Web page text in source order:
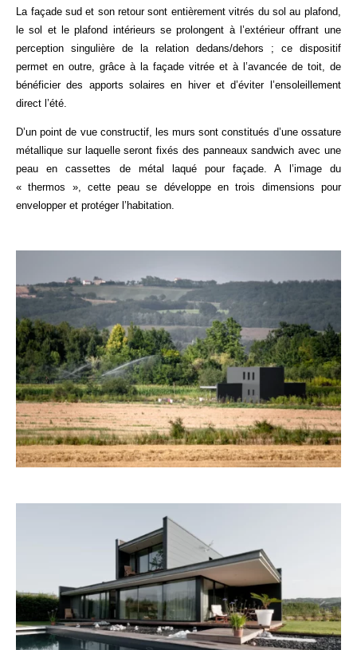
La façade sud et son retour sont entièrement vitrés du sol au plafond,
le sol et le plafond intérieurs se prolongent à l’extérieur offrant une
perception singulière de la relation dedans/dehors ; ce dispositif
permet en outre, grâce à la façade vitrée et à l’avancée de toit, de
bénéficier des apports solaires en hiver et d’éviter l’ensoleillement
direct l’été.
D’un point de vue constructif, les murs sont constitués d’une ossature
métallique sur laquelle seront fixés des panneaux sandwich avec une
peau en cassettes de métal laqué pour façade. A l’image du
« thermos », cette peau se développe en trois dimensions pour
envelopper et protéger l’habitation.